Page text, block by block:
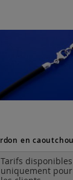
Tarifs disponibles
uniquement pour